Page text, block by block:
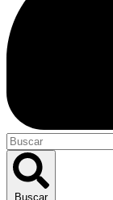
Buscar